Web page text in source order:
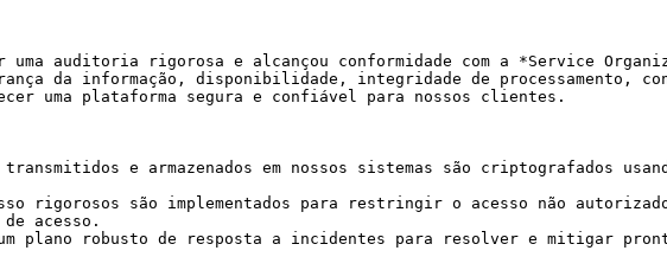
uma auditoria rigorosa e alcançou conformidade com a *Service
da informação, disponibilidade, integridade de processamento,
uma plataforma segura e confiável para nossos clientes.
e armazenados em nossos sistemas são criptografados
rigorosos são implementados para restringir o acesso não
acesso.
plano robusto de resposta a incidentes para resolver e mitigar